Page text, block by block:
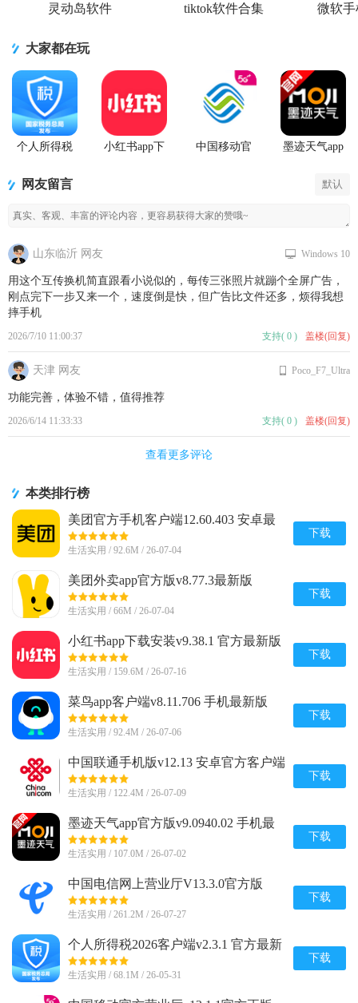
灵动岛软件 tiktok软件合集 微软手
大家都在玩
个人所得税
小红书app下
中国移动官
墨迹天气app
网友留言 默认
山东临沂 网友
2026/7/10 11:00:37
用这个互传换机简直跟看小说似的，每传三张照片就蹦个全屏广告，
刚点完下一步又来一个，速度倒是快，但广告比文件还多，烦得我想
摔手机
Windows 10
支持( 0 ) 盖楼(回复)
天津 网友
2026/6/14 11:33:33
功能完善，体验不错，值得推荐
Poco_F7_Ultra
支持( 0 ) 盖楼(回复)
查看更多评论
本类排行榜
美团官方手机客户端12.60.403 安卓最
新版
生活实用 / 92.6M / 26-07-04
下载
美团外卖app官方版v8.77.3最新版
生活实用 / 66M / 26-07-04
下载
小红书app下载安装v9.38.1 官方最新版
生活实用 / 159.6M / 26-07-16
下载
菜鸟app客户端v8.11.706 手机最新版
生活实用 / 92.4M / 26-07-06
下载
中国联通手机版v12.13 安卓官方客户端
生活实用 / 122.4M / 26-07-09
下载
墨迹天气app官方版v9.0940.02 手机最
新版
生活实用 / 107.0M / 26-07-02
下载
中国电信网上营业厅V13.3.0官方版
生活实用 / 261.2M / 26-07-27
下载
个人所得税2026客户端v2.3.1 官方最新
版
生活实用 / 68.1M / 26-05-31
下载